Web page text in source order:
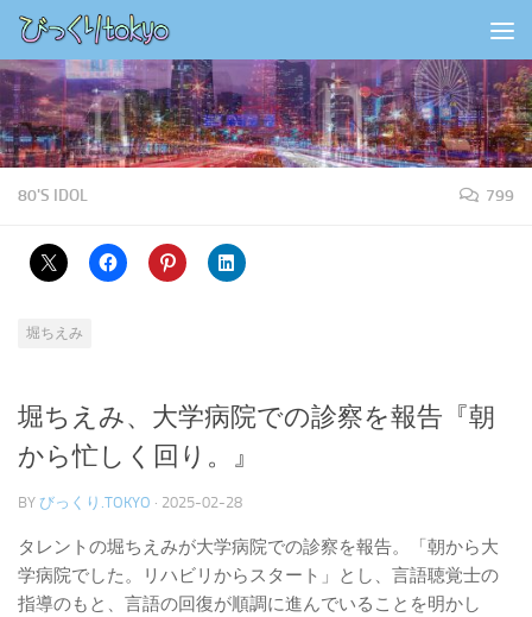
コンテンツの下
80'S IDOL 799
堀ちえみ
堀ちえみ、大学病院での診察を報告『朝
から忙しく回り。』
BY びっくり.TOKYO · 2025-02-28
タレントの堀ちえみが大学病院での診察を報告。「朝から大
学病院でした。リハビリからスタート」とし、言語聴覚士の
指導のもと、言語の回復が順調に進んでいることを明かし